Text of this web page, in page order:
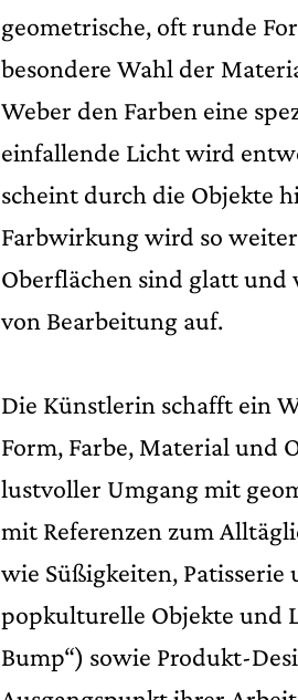
geometrische, oft runde
besondere Wahl der
Weber den Farben eine
einfallende Licht wird
scheint durch die Objekte
Farbwirkung wird so
Oberflächen sind glatt und
von Bearbeitung auf.
Die Künstlerin schafft ein
Form, Farbe, Material und
lustvoller Umgang mit
mit Referenzen zum
wie Süßigkeiten, Pa­tis­se­rie
popkulturelle Objekte und
Bump“) sowie Produkt-